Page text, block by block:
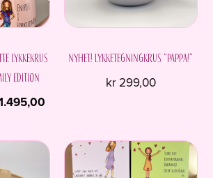
Lykkekrus
edition
kr 1.495,00.
NYHET! Lykketegningkrus “Pappa!”
kr299,00